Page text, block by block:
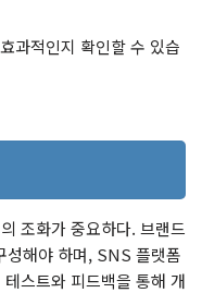
과적인지 확인할 수 있습
조화가 중요하다. 브랜드
성해야 하며, SNS 플랫폼
스트와 피드백을 통해 개